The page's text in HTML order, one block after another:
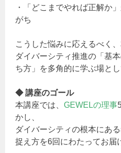
・「どこまでやれば正解か
がち
こうした悩みに応えるべく
ダイバーシティ推進の「基
ち方」を多角的に学ぶ場と
◆ 講座のゴール
本講座では、GEWELの理事
かし、
ダイバーシティの根本にあ
捉え方を6回にわたってお届